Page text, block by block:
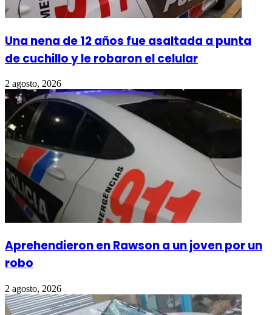
Una nena de 12 años fue asaltada a punta
de cuchillo y le robaron el celular
2 agosto, 2026
Aprehendieron en Rawson a un joven por un
robo
2 agosto, 2026